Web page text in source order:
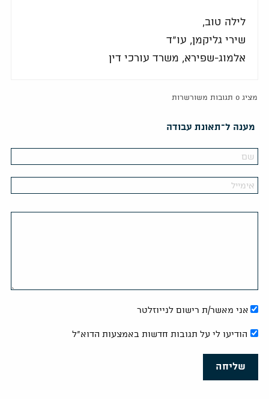
לילה טוב,
שירי גליקמן, עו"ד
אלמוג-שפירא, משרד עורכי דין
מציג 0 תגובות משורשרות
מענה ל־תאונת עבודה
אני מאשר/ת רישום לנייוזלטר
הודיעו לי על תגובות חדשות באמצעות הדוא"ל
שליחה